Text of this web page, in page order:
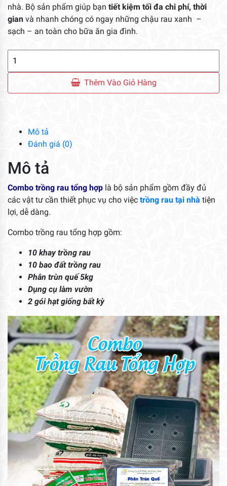
nhà. Bộ sản phẩm giúp bạn tiết kiệm tối đa chi phí, thời
gian và nhanh chóng có ngay những chậu rau xanh –
sạch – an toàn cho bữa ăn gia đình.
Tổng
Thêm Vào Giỏ Hàng
Mô tả
Đánh giá (0)
Mô tả
Combo trồng rau tổng hợp là bộ sản phẩm gồm đầy đủ
các vật tư cần thiết phục vụ cho việc trồng rau tại nhà tiện
lợi, dễ dàng.
Combo trồng rau tổng hợp gồm:
10 khay trồng rau
10 bao đất trồng rau
Phân trùn quế 5kg
Dụng cụ làm vườn
2 gói hạt giống bất kỳ